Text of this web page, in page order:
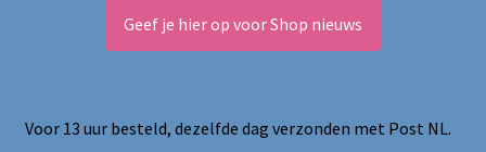
Geef je hier op voor Shop nieuws
Voor 13 uur besteld, dezelfde dag verzonden met Post NL.